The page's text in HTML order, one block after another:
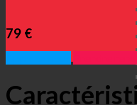
79 €